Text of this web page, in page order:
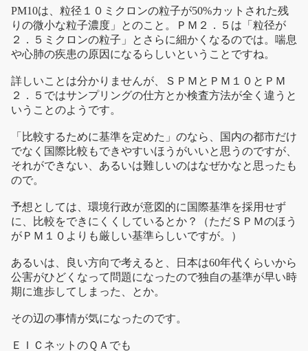
PM10は、粒径１０ミクロンの粒子が50%カットされた残
りの微小な粒子濃度」とのこと。ＰＭ２．５は「粒径が
２．５ミクロンの粒子」とさらに細かくなるのでは。喘息
や心肺の疾患の原因になるらしいということですね。
詳しいことは分かりませんが、ＳＰＭとＰＭ１０とＰＭ
２．５ではサンプリングの仕方とか検査方法が全く違うと
いうことのようです。
「比較するために基準を定めた」のなら、国内の都市だけ
でなく国際比較もできやすいほうがいいと思うのですが、
それができない、あるいは難しいのはなぜかなと思ったも
ので。
予想としては、環境行政が意図的に国際基準を採用せず
に、比較をできにくくしているとか？（ただＳＰＭのほう
がＰＭ１０よりも厳しい基準らしいですが。）
あるいは、良い方向で考えると、日本は60年代くらいから
公害がひどくなって問題になったので独自の基準が早い時
期に進歩してしまった、とか。
その辺の事情が気になったのです。
ＥＩＣネットのＱＡでも